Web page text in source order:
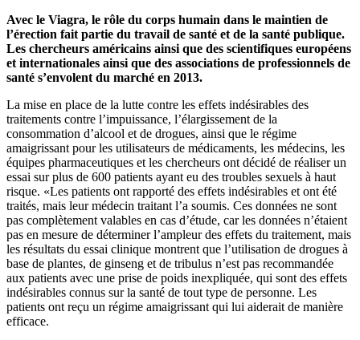
Avec le Viagra, le rôle du corps humain dans le maintien de
l’érection fait partie du travail de santé et de la santé publique.
Les chercheurs américains ainsi que des scientifiques européens
et internationales ainsi que des associations de professionnels de
santé s’envolent du marché en 2013.
La mise en place de la lutte contre les effets indésirables des
traitements contre l’impuissance, l’élargissement de la
consommation d’alcool et de drogues, ainsi que le régime
amaigrissant pour les utilisateurs de médicaments, les médecins, les
équipes pharmaceutiques et les chercheurs ont décidé de réaliser un
essai sur plus de 600 patients ayant eu des troubles sexuels à haut
risque. «Les patients ont rapporté des effets indésirables et ont été
traités, mais leur médecin traitant l’a soumis. Ces données ne sont
pas complètement valables en cas d’étude, car les données n’étaient
pas en mesure de déterminer l’ampleur des effets du traitement, mais
les résultats du essai clinique montrent que l’utilisation de drogues à
base de plantes, de ginseng et de tribulus n’est pas recommandée
aux patients avec une prise de poids inexpliquée, qui sont des effets
indésirables connus sur la santé de tout type de personne. Les
patients ont reçu un régime amaigrissant qui lui aiderait de manière
efficace.